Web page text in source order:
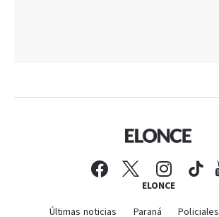
ELONCE
Últimas noticias Paraná Policiales